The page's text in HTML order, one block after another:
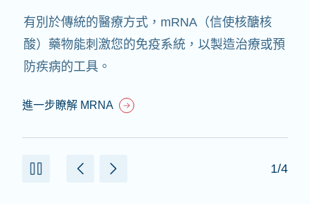
我們相信，若 mRNA 對某種疾病具有療效，那
麼也應當能治療其他疾病。我們計劃將 mRNA
用於治療目前尚未有療法的病症上。
進一步瞭解 MRNA
2/4